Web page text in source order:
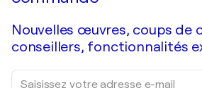
Nouvelles œuvres, coups de
conseillers, fonctionnalités